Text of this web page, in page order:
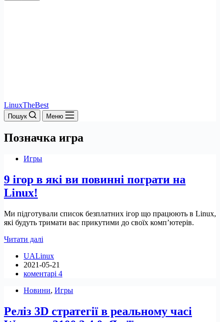
LinuxTheBest
Пошук Меню
Позначка игра
Игры
9 ігор в які ви повинні пограти на
Linux!
Ми підготували список безплатних ігор що працюють в Linux,
які будуть тримати вас прикутими до своїх комп’ютерів.
Читати далі
в
які
ви
пограти
Linux!
UALinux
2021-05-21
коментарі 4
Новини, Игры
Реліз 3D стратегії в реальному часі